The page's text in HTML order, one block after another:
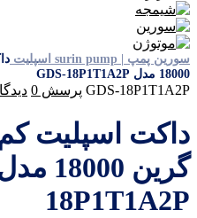
سورین پمپ | surin pump اسپلیت
18000 مدل GDS-18P1T1A2P
GDS-18P1T1A2P پرسش 0
داکت اسپلیت
18P1T1A2P